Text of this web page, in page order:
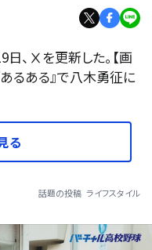
、Ⅹを更新した。【画
るある』で八木勇征に
る
話題の投稿 ライフスタイル